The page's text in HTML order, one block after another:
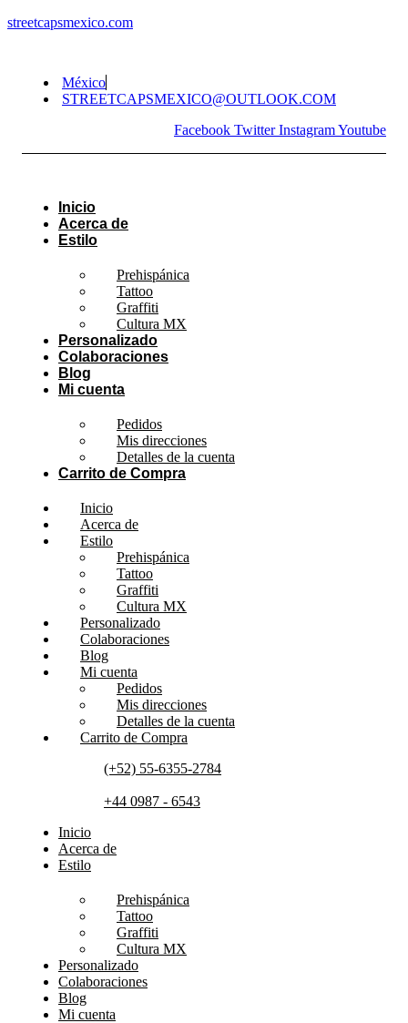
streetcapsmexico.com
México
STREETCAPSMEXICO@OUTLOOK.COM​
Facebook Twitter InstagramYoutube
Inicio
Acerca de
Estilo
Prehispánica
Tattoo
Graffiti
Cultura MX
Personalizado
Colaboraciones
Blog
Mi cuenta
Pedidos
Mis direcciones
Detalles de la cuenta
Carrito de Compra
Inicio
Acerca de
Estilo
Prehispánica
Tattoo
Graffiti
Cultura MX
Personalizado
Colaboraciones
Blog
Mi cuenta
Pedidos
Mis direcciones
Detalles de la cuenta
Carrito de Compra
(+52) 55-6355-2784
+44 0987 - 6543
Inicio
Acerca de
Estilo
Prehispánica
Tattoo
Graffiti
Cultura MX
Personalizado
Colaboraciones
Blog
Mi cuenta